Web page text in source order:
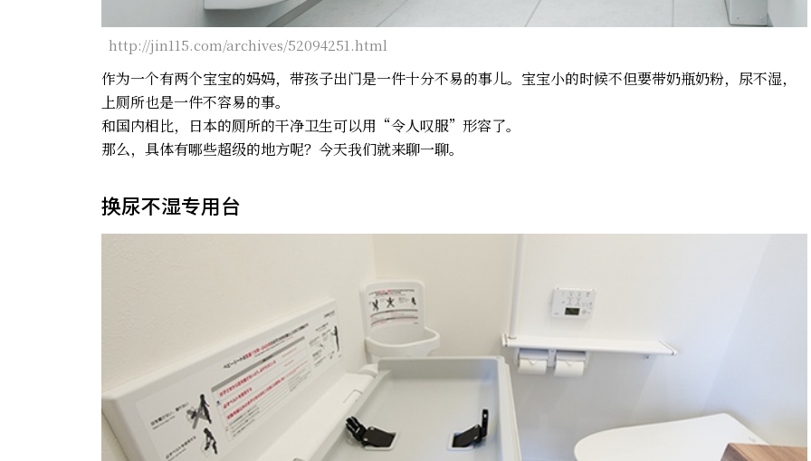
http://jin115.com/archives/52094251.html
作为一个有两个宝宝的妈妈，带孩子出门是一件十分不易的事儿。宝宝小的时候不但要带奶瓶奶粉，尿不湿，
上厕所也是一件不容易的事。
和国内相比，日本的厕所的干净卫生可以用“令人叹服”形容了。
那么，具体有哪些超级的地方呢？今天我们就来聊一聊。
换尿不湿专用台